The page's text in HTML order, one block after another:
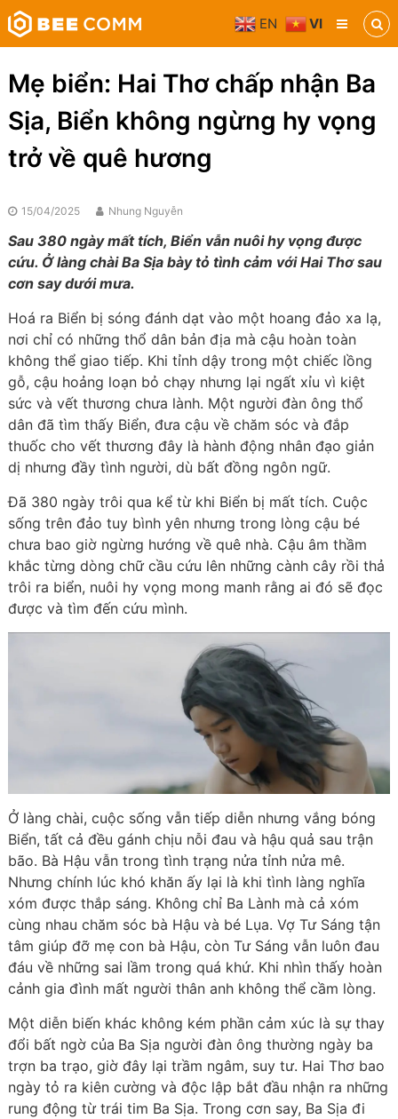
Skip
to
content
Bee
Comm
thông
phương
tiện
Mẹ biển: Hai Thơ chấp nhận Ba
Sịa, Biển không ngừng hy vọng
trở về quê hương
15/04/2025 Nhung Nguyễn
Sau 380 ngày mất tích, Biển vẫn nuôi hy vọng được
cứu. Ở làng chài Ba Sịa bày tỏ tình cảm với Hai Thơ sau
cơn say dưới mưa.
Hoá ra Biển bị sóng đánh dạt vào một hoang đảo xa lạ,
nơi chỉ có những thổ dân bản địa mà cậu hoàn toàn
không thể giao tiếp. Khi tỉnh dậy trong một chiếc lồng
gỗ, cậu hoảng loạn bỏ chạy nhưng lại ngất xỉu vì kiệt
sức và vết thương chưa lành. Một người đàn ông thổ
dân đã tìm thấy Biển, đưa cậu về chăm sóc và đắp
thuốc cho vết thương đây là hành động nhân đạo giản
dị nhưng đầy tình người, dù bất đồng ngôn ngữ.
Đã 380 ngàytrôi qua kể từ khi Biển bị mất tích. Cuộc
sống trên đảo tuy bình yên nhưng trong lòng cậu bé
chưa bao giờ ngừng hướng về quê nhà. Cậu âm thầm
khắc từng dòng chữ cầu cứu lên những cành cây rồi thả
trôi ra biển, nuôi hy vọng mong manh rằng ai đó sẽ đọc
được và tìm đến cứu mình.
Ở làng chài, cuộc sống vẫn tiếp diễn nhưng vắng bóng
Biển, tất cả đều gánh chịu nỗi đau và hậu quả sau trận
bão. Bà Hậu vẫn trong tình trạng nửa tỉnh nửa mê.
Nhưng chính lúc khó khăn ấy lại là khi tình làng nghĩa
xóm được thắp sáng. Không chỉ Ba Lành mà cả xóm
cùng nhau chăm sóc bà Hậu và bé Lụa. Vợ Tư Sáng tận
tâm giúp đỡ mẹ con bà Hậu, còn Tư Sáng vẫn luôn đau
đáu về những sai lầm trong quá khứ. Khi nhìn thấy hoàn
cảnh gia đình mất người thân anh không thể cầm lòng.
Một diễn biến khác không kém phần cảm xúc là sự thay
đổi bất ngờ của Ba Sịa người đàn ông thường ngày ba
trợn ba trạo, giờ đây lại trầm ngâm, suy tư. Hai Thơ bao
ngày tỏ ra kiên cường và độc lập bắt đầu nhận ra những
rung động từ trái tim Ba Sịa. Trong cơn say, Ba Sịa đi
EN VI